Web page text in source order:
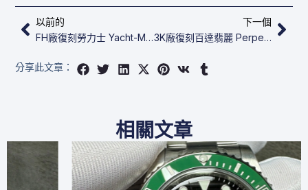
上一頁
以前的
FH廠復刻勞力士 Yacht-Master 42 226668TBR
下一個
3K廠復刻百達翡麗 Perpetual Calendar 5327G-001
下
分享此文章：
相關文章